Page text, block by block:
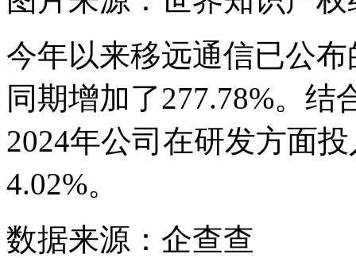
今年以来移远通信已公
同期增加了277.78%。结
2024年公司在研发方面
4.02%。
数据来源：企查查